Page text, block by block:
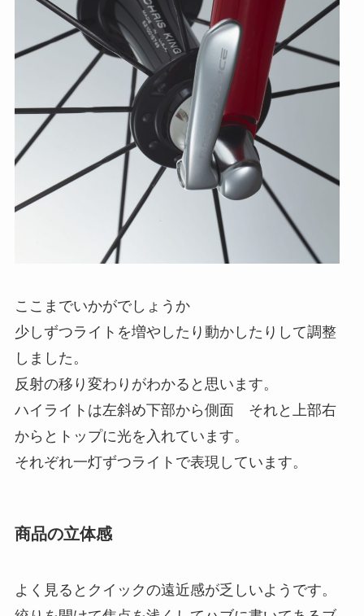
ここまでいかがでしょうか
少しずつライトを増やしたり動かしたりして調整
しました。
反射の移り変わりがわかると思います。
ハイライトは左斜め下部から側面 それと上部右
からとトップに光を入れています。
それぞれ一灯ずつライトで表現しています。
商品の立体感
よく見るとクイックの遠近感が乏しいようです。